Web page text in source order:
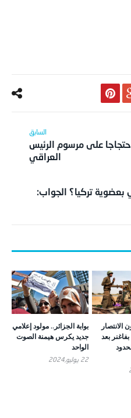
على مرسوم الرئيس
العراقي
بعضوية تركيا؟ الجواب:
الانتصار
بعد
بوابة الجزائر.. مولود إعلامي
جديد يكرس هيمنة الصوت
الواحد
22 يوليو,2024